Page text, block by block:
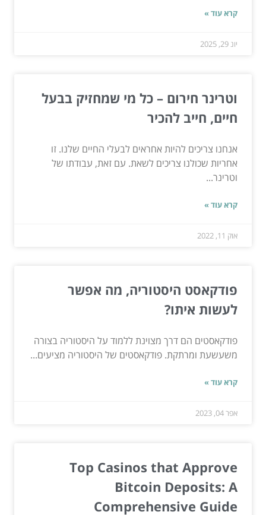
קרא עוד »
יונ 29, 2025
וטרינר חירום – כל מי שמחזיק בבעל
חיים, חייב להכיר
אנחנו צריכים להיות אחראים לבעלי החיים שלנו. זו
אחריות שכולנו צריכים לשאת. עם זאת, עבודתו של
וטרינר...
קרא עוד »
אוק 11, 2022
פודקאסט היסטוריה, מה אפשר
לעשות איתו?
פודקאסטים הם דרך מצוינת ללמוד על היסטוריה בצורה
משעשעת ומרתקת. פודקאסטים של היסטוריה מציעים...
קרא עוד »
אפר 04, 2023
Top Casinos that Approve
Bitcoin Deposits: A
Comprehensive Guide